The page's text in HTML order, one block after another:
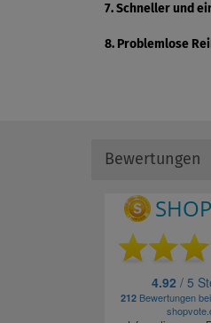
7. Schneller und
8. Problemlose
Bewertungen